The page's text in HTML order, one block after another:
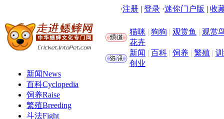
·注册 | 登录 ·迷你门户版 | 收
猫咪 | 狗狗 | 观赏鱼 | 观赏
花卉
新闻 | 百科 | 饲养 | 繁殖 |
创业
新闻News
百科Cyclopedia
饲养Raise
繁殖Breeding
斗法Fight